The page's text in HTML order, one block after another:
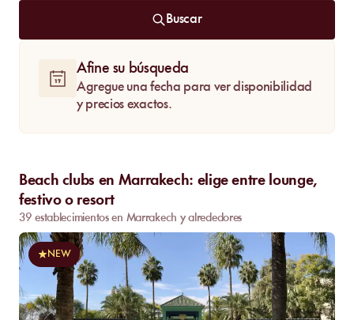
Buscar
Afine su búsqueda
Agregue una fecha para ver disponibilidad
y precios exactos.
Beach clubs en Marrakech: elige entre lounge,
festivo o resort
39 establecimientos en Marrakech y alrededores
NEW